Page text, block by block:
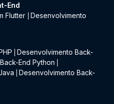
End
Flutter
Desenvolvimento
Desenvolvimento Back-
End Python
Desenvolvimento Back-